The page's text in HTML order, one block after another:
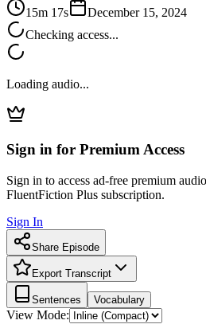
15m 17s
December 15, 2024
Checking access...
Loading audio...
Sign in for Premium Access
Sign in to access ad-free premium
FluentFiction Plus subscription.
Sign In
Share Episode
Export Transcript
Sentences Vocabulary
View Mode: